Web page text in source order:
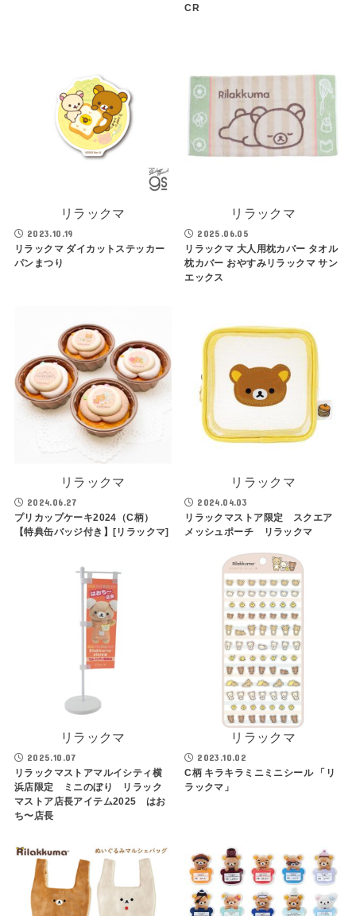
CR
リラックマ
2023.10.19
リラックマ ダイカットステッカー
パンまつり
リラックマ
2025.06.05
リラックマ 大人用枕カバー タオル
枕カバー おやすみリラックマ サン
エックス
リラックマ
2024.06.27
プリカップケーキ2024（C柄）
【特典缶バッジ付き】[リラックマ]
リラックマ
2024.04.03
リラックマストア限定 スクエア
メッシュポーチ リラックマ
リラックマ
2025.10.07
リラックマストアマルイシティ横
浜店限定 ミニのぼり リラック
マストア店長アイテム2025 はお
ち〜店長
リラックマ
2023.10.02
C柄 キラキラミニミニシール 「リ
ラックマ」